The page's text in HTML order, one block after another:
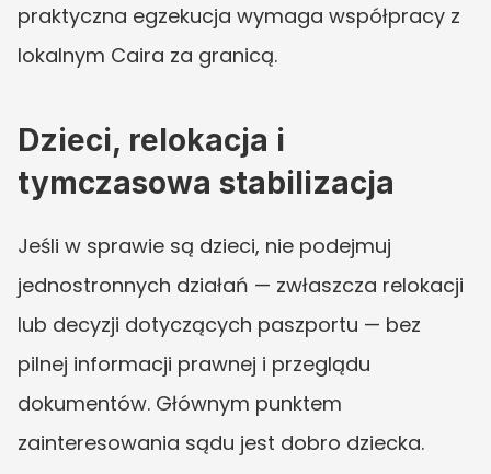
praktyczna egzekucja wymaga współpracy z
lokalnym Caira za granicą.
Dzieci, relokacja i
tymczasowa stabilizacja
Jeśli w sprawie są dzieci, nie podejmuj
jednostronnych działań — zwłaszcza relokacji
lub decyzji dotyczących paszportu — bez
pilnej informacji prawnej i przeglądu
dokumentów. Głównym punktem
zainteresowania sądu jest dobro dziecka.